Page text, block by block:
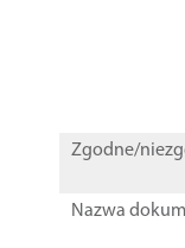
Zgodne/
Nazwa